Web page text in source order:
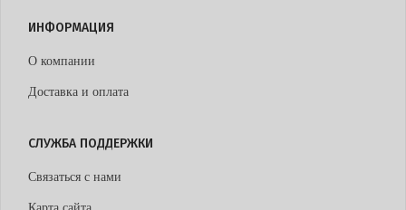
ИНФОРМАЦИЯ
О компании
Доставка и оплата
СЛУЖБА ПОДДЕРЖКИ
Связаться с нами